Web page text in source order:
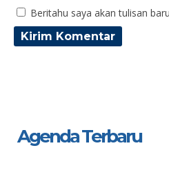
Beritahu saya akan tulisan
Agenda Terbaru